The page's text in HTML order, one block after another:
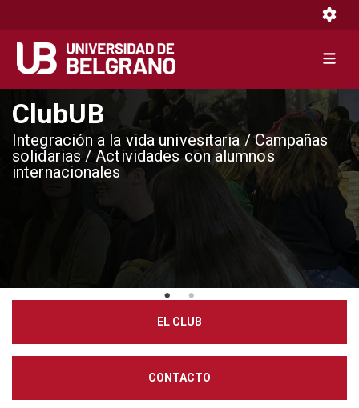
contenido
principal
ClubUB
Integración a la vida univesitaria / Campañas
solidarias / Actividades con alumnos
internacionales
EL CLUB
CONTACTO